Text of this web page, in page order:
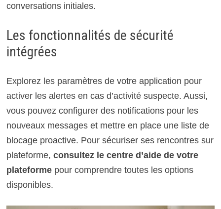
conversations initiales.
Les fonctionnalités de sécurité
intégrées
Explorez les paramètres de votre application pour
activer les alertes en cas d’activité suspecte. Aussi,
vous pouvez configurer des notifications pour les
nouveaux messages et mettre en place une liste de
blocage proactive. Pour sécuriser ses rencontres sur
plateforme, consultez le centre d’aide de votre
plateformepour comprendre toutes les options
disponibles.